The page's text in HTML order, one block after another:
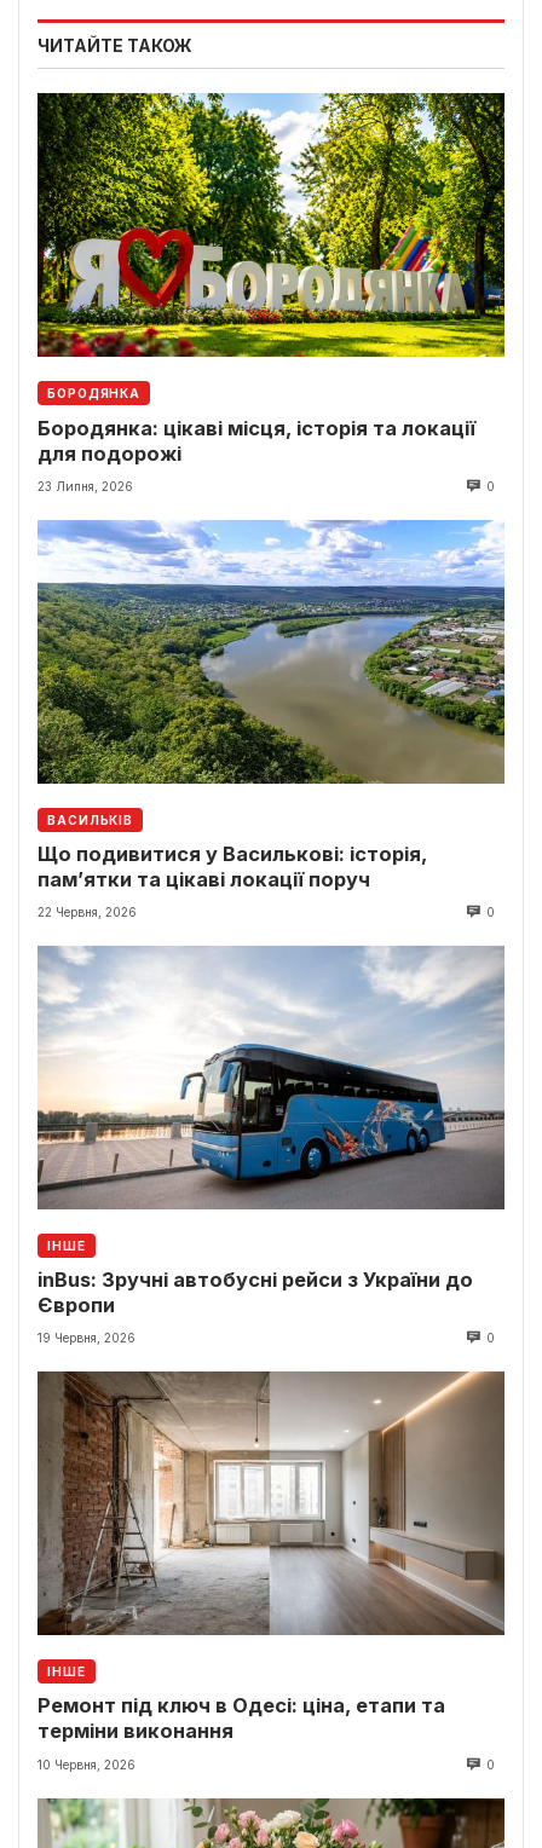
ЧИТАЙТЕ ТАКОЖ
БОРОДЯНКА
Бородянка: цікаві місця, історія та локації
для подорожі
23 Липня, 2026 0
ВАСИЛЬКІВ
Що подивитися у Василькові: історія,
пам’ятки та цікаві локації поруч
22 Червня, 2026 0
ІНШЕ
inBus: Зручні автобусні рейси з України до
Європи
19 Червня, 2026 0
ІНШЕ
Ремонт під ключ в Одесі: ціна, етапи та
терміни виконання
10 Червня, 2026 0